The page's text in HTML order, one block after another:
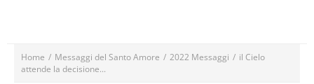
Home / Messaggi del Santo Amore / 2022 Messaggi / il Cielo
attende la decisione...